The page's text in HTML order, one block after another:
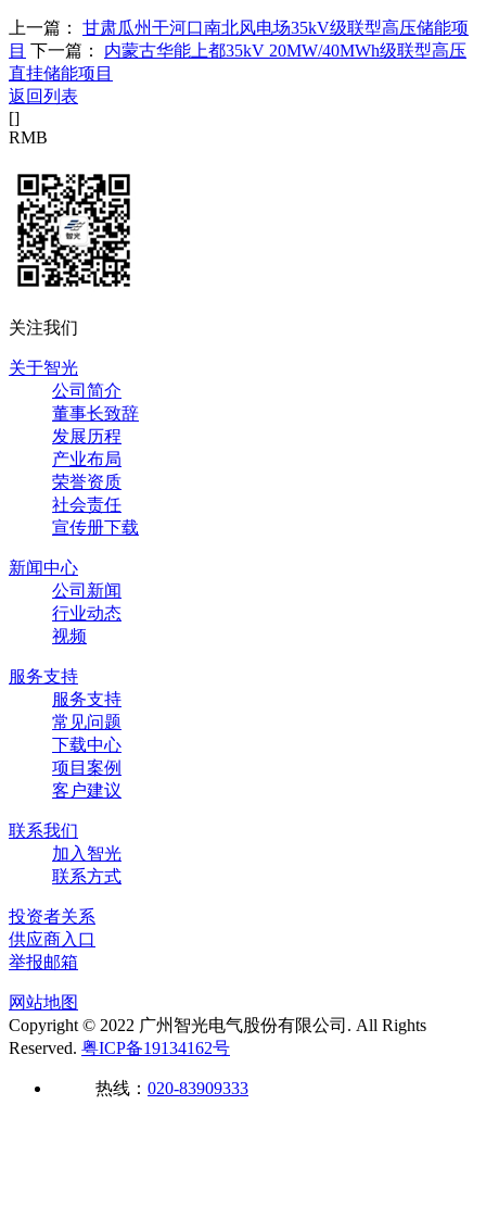
上一篇： 甘肃瓜州干河口南北风电场35kV级联型高压储能项
目 下一篇： 内蒙古华能上都35kV 20MW/40MWh级联型高压
直挂储能项目
返回列表
[]
RMB
关注我们
关于智光
公司简介
董事长致辞
发展历程
产业布局
荣誉资质
社会责任
宣传册下载
新闻中心
公司新闻
行业动态
视频
服务支持
服务支持
常见问题
下载中心
项目案例
客户建议
联系我们
加入智光
联系方式
投资者关系
供应商入口
举报邮箱
网站地图
Copyright © 2022 广州智光电气股份有限公司. All Rights
Reserved. 粤ICP备19134162号
热线： 020-83909333